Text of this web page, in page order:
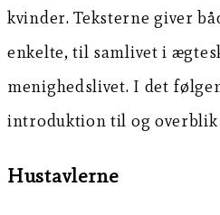
kvinder. Teksterne giver
enkelte, til samlivet i
menighedslivet. I det
introduktion til og overblik
Hustavlerne